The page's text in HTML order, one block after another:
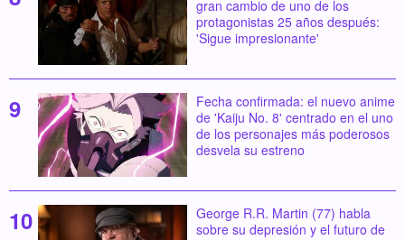
gran cambio de uno de los
protagonistas 25 años después:
'Sigue impresionante'
Fecha confirmada: el nuevo anime
de 'Kaiju No. 8' centrado en el uno
de los personajes más poderosos
desvela su estreno
George R.R. Martin (77) habla
sobre su depresión y el futuro de